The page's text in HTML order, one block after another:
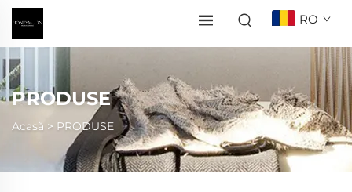
RO
PRODUSE
Acasă > PRODUSE